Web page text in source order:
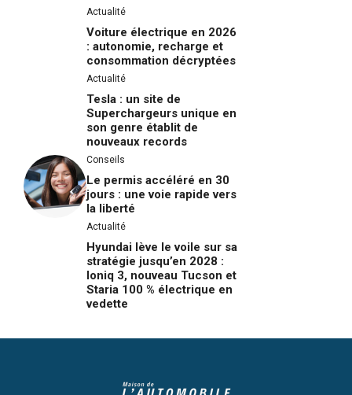
Actualité
Voiture électrique en 2026
: autonomie, recharge et
consommation décryptées
Actualité
Tesla : un site de
Superchargeurs unique en
son genre établit de
nouveaux records
Conseils
Le permis accéléré en 30
jours : une voie rapide vers
la liberté
Actualité
Hyundai lève le voile sur sa
stratégie jusqu’en 2028 :
Ioniq 3, nouveau Tucson et
Staria 100 % électrique en
vedette